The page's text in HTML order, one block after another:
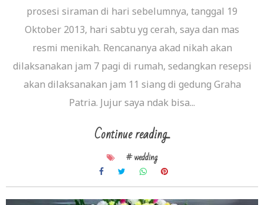
prosesi siraman di hari sebelumnya, tanggal 19
Oktober 2013, hari sabtu yg cerah, saya dan mas
resmi menikah. Rencananya akad nikah akan
dilaksanakan jam 7 pagi di rumah, sedangkan resepsi
akan dilaksanakan jam 11 siang di gedung Graha
Patria. Jujur saya ndak bisa...
Continue reading...
# wedding